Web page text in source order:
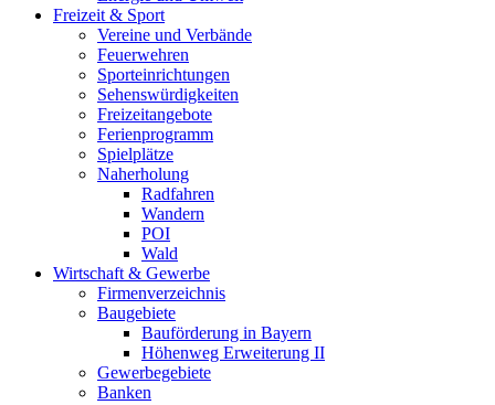
Freizeit & Sport
Vereine und Verbände
Feuerwehren
Sporteinrichtungen
Sehenswürdigkeiten
Freizeitangebote
Ferienprogramm
Spielplätze
Naherholung
Radfahren
Wandern
POI
Wald
Wirtschaft & Gewerbe
Firmenverzeichnis
Baugebiete
Bauförderung in Bayern
Höhenweg Erweiterung II
Gewerbegebiete
Banken